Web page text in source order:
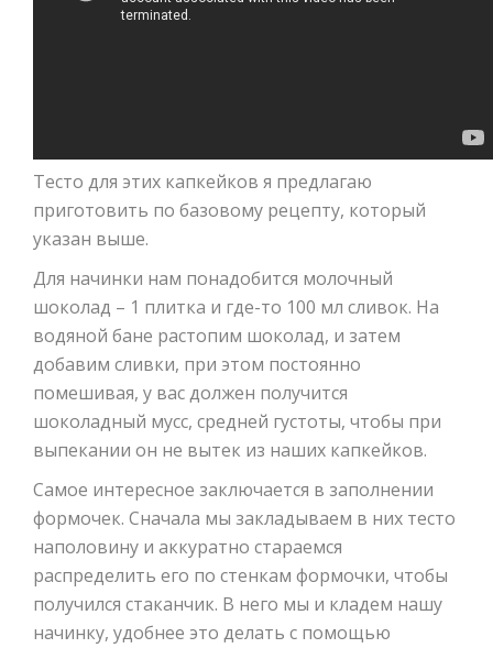
Тесто для этих капкейков я предлагаю
приготовить по базовому рецепту, который
указан выше.
Для начинки нам понадобится молочный
шоколад – 1 плитка и где-то 100 мл сливок. На
водяной бане растопим шоколад, и затем
добавим сливки, при этом постоянно
помешивая, у вас должен получится
шоколадный мусс, средней густоты, чтобы при
выпекании он не вытек из наших капкейков.
Самое интересное заключается в заполнении
формочек. Сначала мы закладываем в них тесто
наполовину и аккуратно стараемся
распределить его по стенкам формочки, чтобы
получился стаканчик. В него мы и кладем нашу
начинку, удобнее это делать с помощью